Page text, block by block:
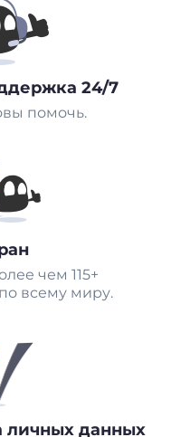
24/7
помочь.
чем 115+
всему миру.
личных данных